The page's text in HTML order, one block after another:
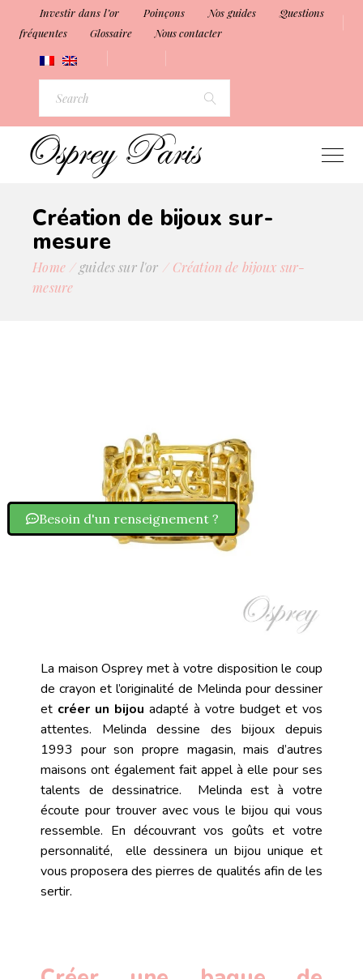
Investir dans l’or Poinçons Nos guides
Questions
fréquentes
Glossaire Nous contacter
Création de bijoux sur-
mesure
Home guides sur l'or
Création de bijoux sur-
mesure
La maison Osprey met à votre disposition le coup
de crayon et l’originalité de Melinda pour dessiner
et créer un bijou adapté à votre budget et vos
attentes. Melinda dessine des bijoux depuis
1993 pour son propre magasin, mais d’autres
maisons ont également fait appel à elle pour ses
talents de dessinatrice. Melinda est à votre
écoute pour trouver avec vous le bijou qui vous
ressemble. En découvrant vos goûts et votre
personnalité, elle dessinera un bijou unique et
vous proposera des pierres de qualités afin de les
sertir.
Besoin d'un renseignement ?